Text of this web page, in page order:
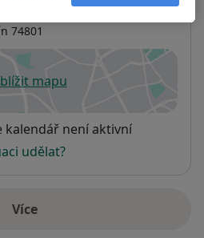
74801
mapu
se otevře v nové záložce
kalendář není aktivní
udělat?
Víceo adrese